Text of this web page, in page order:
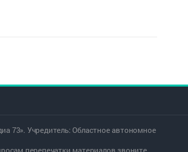
73». Учредитель: Областное автономное
перепечатки материалов звоните